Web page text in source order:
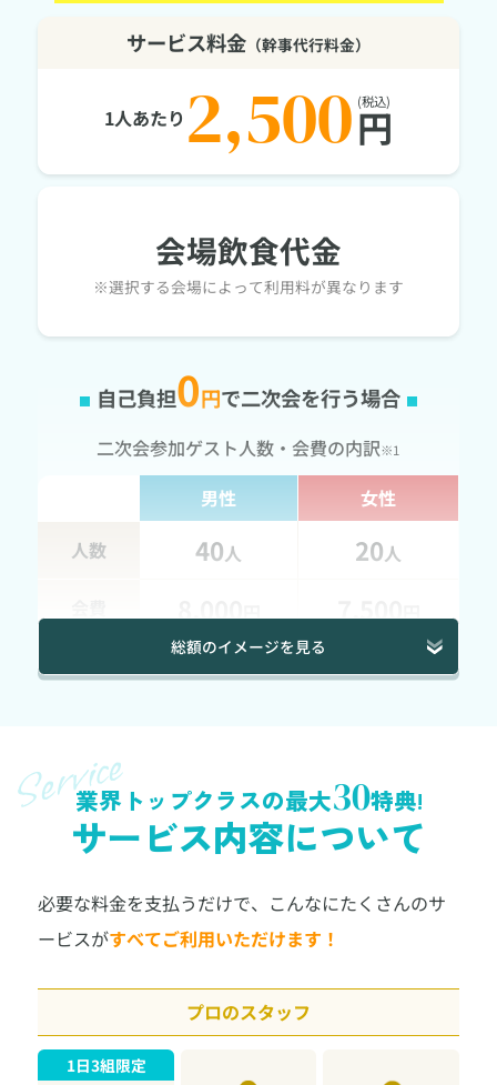
サービス料金 （幹事代行料金）
1人あたり 2,500円
(税込)
会場飲食代金
※選択する会場によって利用料が異なります
総額のイメージを見る
自己負担0円で二次会を行う場合
二次会参加ゲスト人数・会費の内訳※1
男性
女性
人数
40人 20人
円 円
ゲスト会費収入
女性 7,500円 × 20人＝150,000円
合計 470,000 円
合計の出費
4,500円 × 60人＝270,000円
業界トップクラスの最大30特典!
サービス内容について
必要な料金を支払うだけで、こんなにたくさんのサ
ービスがすべてご利用いただけます！
プロのスタッフ
1日3組限定